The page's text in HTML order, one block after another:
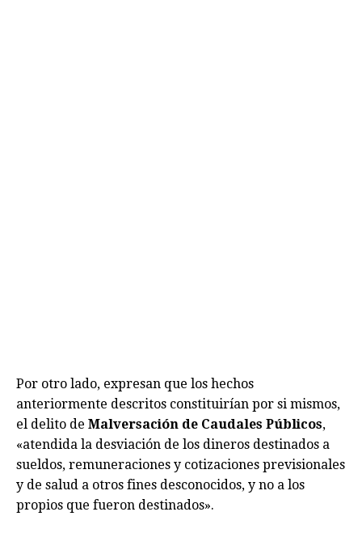
Por otro lado, expresan que los hechos
anteriormente descritos constituirían por si mismos,
el delito de Malversación de Caudales Públicos,
«atendida la desviación de los dineros destinados a
sueldos, remuneraciones y cotizaciones previsionales
y de salud a otros fines desconocidos, y no a los
propios que fueron destinados».